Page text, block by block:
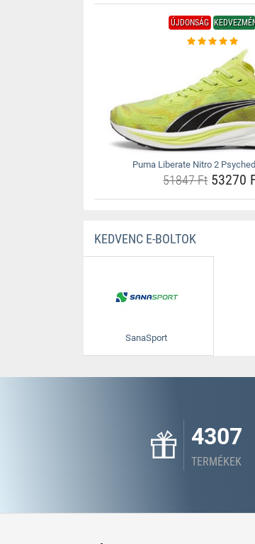
ÚJDONSÁG
Puma Liberate Nitro 2
51847 Ft53270
KEDVENC E-BOLTOK
SanaSport
4307
TERMÉKEK